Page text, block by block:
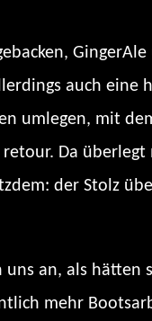
auch eine
umlegen, mit
Da
der Stolz
an, als hätten
mehr